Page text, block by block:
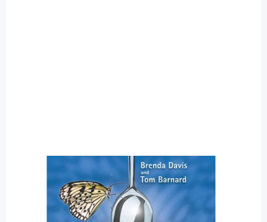
Diabetes 2 besiegen / 1 Buch
Diashop.de Kat.-Nr.111286